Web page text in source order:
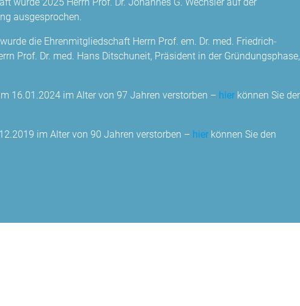
ausgesprochen.
die Ehrenmitgliedschaft Herrn Prof. em. Dr. med. Friedrich-
Prof. Dr. med. Hans Ditschuneit, Präsident in der Gründungsphase,
16.01.2024 im Alter von 97 Jahren verstorben – hier können Sie
im Alter von 90 Jahren verstorben – hier können Sie den